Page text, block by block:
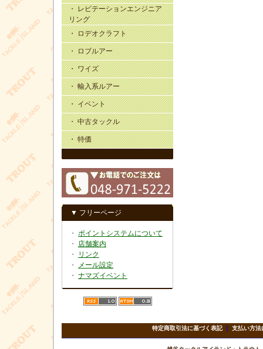
・ レビテーションエンジニア
リング
・ ロデオクラフト
・ ロブルアー
・ ワイズ
・ 輸入系ルアー
・ イベント
・ 中古タックル
・ 特価
▼ フリーページ
・ ポイントシステムについて
・ 店舗案内
・
リンク
・
メール設定
・ ナマズイベント
特定商取引法に基づく表記｜ 支払い方法